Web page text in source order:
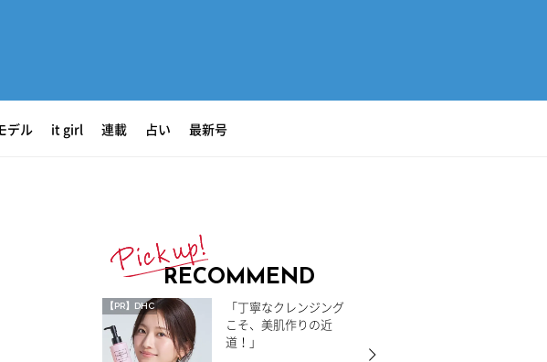
デル it girl 連載 占い 最新号
RECOMMEND
【PR】DHC
「丁寧なクレンジング
こそ、美肌作りの近
道！」